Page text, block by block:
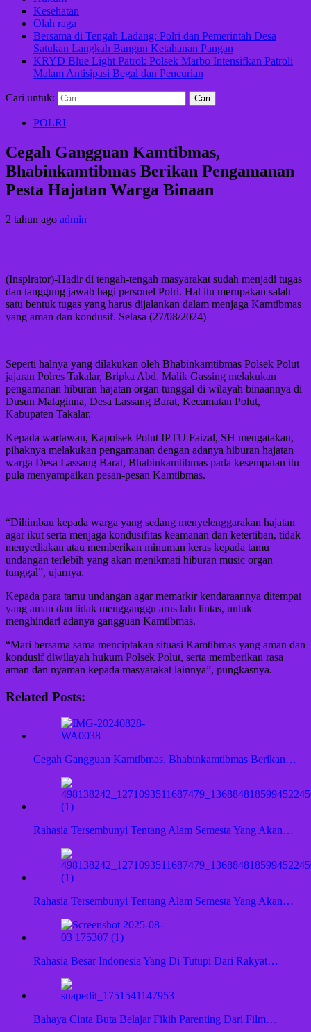
Kesehatan
Olah raga
Bersama di Tengah Ladang: Polri dan Pemerintah Desa
Satukan Langkah Bangun Ketahanan Pangan
KRYD Blue Light Patrol: Polsek Marbo Intensifkan Patroli
Malam Antisipasi Begal dan Pencurian
Cari untuk:
POLRI
Cegah Gangguan Kamtibmas,
Bhabinkamtibmas Berikan Pengamanan
Pesta Hajatan Warga Binaan
2 tahun ago admin
(Inspirator)-Hadir di tengah-tengah masyarakat sudah menjadi tugas
dan tanggung jawab bagi personel Polri. Hal itu merupakan salah
satu bentuk tugas yang harus dijalankan dalam menjaga Kamtibmas
yang aman dan kondusif. Selasa (27/08/2024)
Seperti halnya yang dilakukan oleh Bhabinkamtibmas Polsek Polut
jajaran Polres Takalar, Bripka Abd. Malik Gassing melakukan
pengamanan hiburan hajatan organ tunggal di wilayah binaannya di
Dusun Malaginna, Desa Lassang Barat, Kecamatan Polut,
Kabupaten Takalar.
Kepada wartawan, Kapolsek Polut IPTU Faizal, SH mengatakan,
pihaknya melakukan pengamanan dengan adanya hiburan hajatan
warga Desa Lassang Barat, Bhabinkamtibmas pada kesempatan itu
pula menyampaikan pesan-pesan Kamtibmas.
“Dihimbau kepada warga yang sedang menyelenggarakan hajatan
agar ikut serta menjaga kondusifitas keamanan dan ketertiban, tidak
menyediakan atau memberikan minuman keras kepada tamu
undangan terlebih yang akan menikmati hiburan music organ
tunggal”, ujarnya.
Kepada para tamu undangan agar memarkir kendaraannya ditempat
yang aman dan tidak mengganggu arus lalu lintas, untuk
menghindari adanya gangguan Kamtibmas.
“Mari bersama sama menciptakan situasi Kamtibmas yang aman dan
kondusif diwilayah hukum Polsek Polut, serta memberikan rasa
aman dan nyaman kepada masyarakat lainnya”, pungkasnya.
Related Posts:
Cegah Gangguan Kamtibmas, Bhabinkamtibmas Berikan…
Rahasia Tersembunyi Tentang Alam Semesta Yang Akan…
Rahasia Tersembunyi Tentang Alam Semesta Yang Akan…
Rahasia Besar Indonesia Yang Di Tutupi Dari Rakyat…
Bahaya Cinta Buta Belajar Fikih Parenting Dari Film…